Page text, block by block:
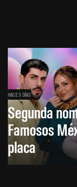
HACE 3 DÍAS
Segunda
Famosos
placa